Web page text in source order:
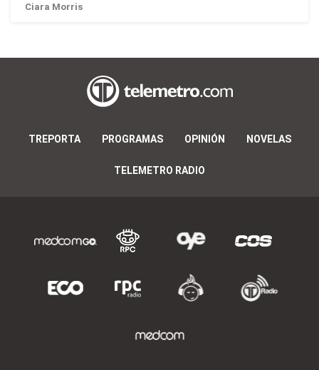
Ciara Morris
TREPORTA PROGRAMAS OPINIÓN NOVELAS
TELEMETRO RADIO